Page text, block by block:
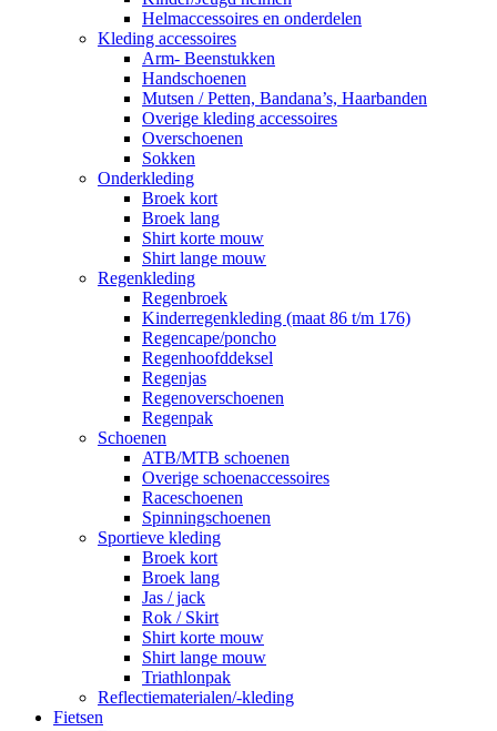
Helmaccessoires en onderdelen
Kleding accessoires
Arm- Beenstukken
Handschoenen
Mutsen / Petten, Bandana’s, Haarbanden
Overige kleding accessoires
Overschoenen
Sokken
Onderkleding
Broek kort
Broek lang
Shirt korte mouw
Shirt lange mouw
Regenkleding
Regenbroek
Kinderregenkleding (maat 86 t/m 176)
Regencape/poncho
Regenhoofddeksel
Regenjas
Regenoverschoenen
Regenpak
Schoenen
ATB/MTB schoenen
Overige schoenaccessoires
Raceschoenen
Spinningschoenen
Sportieve kleding
Broek kort
Broek lang
Jas / jack
Rok / Skirt
Shirt korte mouw
Shirt lange mouw
Triathlonpak
Reflectiematerialen/-kleding
Fietsen